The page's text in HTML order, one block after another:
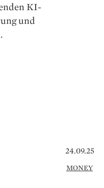
KI-
und
24.09.25
MONEY